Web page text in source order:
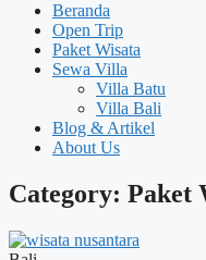
Beranda
Open Trip
Paket Wisata
Sewa Villa
Villa Batu
Villa Bali
Blog & Artikel
About Us
Category: Paket